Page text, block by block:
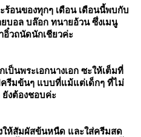
อนของทุกๆ เดือน เดือนนี้พบกับ
บอล บล๊อก ทนายอ้วน ซึ่งเมนู
วถนัดนักเชียวค่ะ
ป็นพระเอกนางเอก ซะให้เต็มที่
รีมข้นๆ แบบที่แม้แต่เด็กๆ ที่ไม่
งต้องชอบค่ะ
ให้สัมผัสข้นหนืด และใส่ครีมสด